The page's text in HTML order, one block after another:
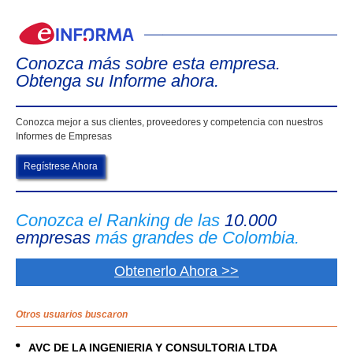
Conozca más sobre esta empresa.
Obtenga su Informe ahora.
Conozca mejor a sus clientes, proveedores y competencia con nuestros
Informes de Empresas
Regístrese Ahora
Conozca el Ranking de las 10.000
empresas más grandes de Colombia.
Obtenerlo Ahora >>
Otros usuarios buscaron
AVC DE LA INGENIERIA Y CONSULTORIA LTDA